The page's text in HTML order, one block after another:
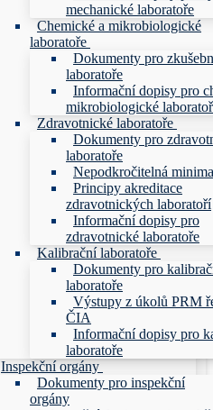
mechanické laboratoře
Chemické a mikrobiologické
laboratoře
Dokumenty pro
laboratoře
Informační dopisy pro
mikrobiologické
Zdravotnické laboratoře
Dokumenty pro
laboratoře
Nepodkročitelná minima
Principy akreditace
zdravotnických laboratoří
Informační dopisy pro
zdravotnické laboratoře
Kalibrační laboratoře
Dokumenty pro
laboratoře
Výstupy z úkolů PRM
ČIA
Informační dopisy pro
laboratoře
Inspekční orgány
Dokumenty pro inspekční
orgány